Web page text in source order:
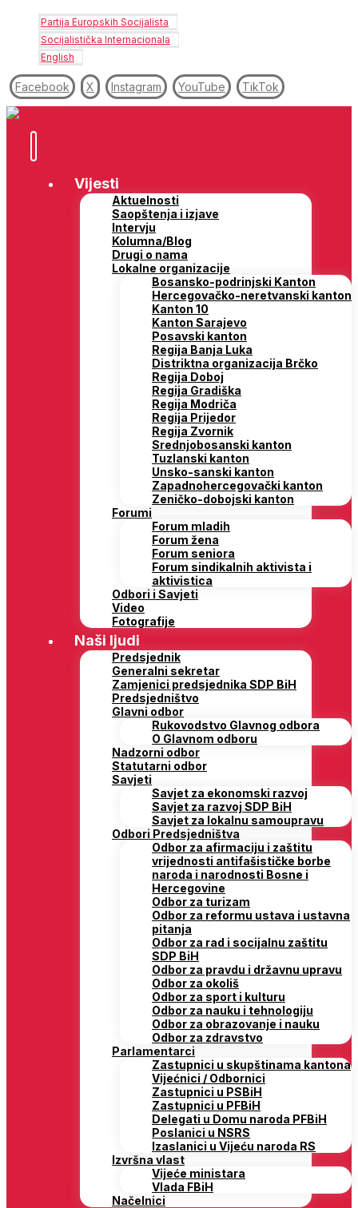
Partija Europskih Socijalista
Socijalistička Internacionala
English
Facebook X Instagram YouTube TikTok
Vijesti
Aktuelnosti
Saopštenja i izjave
Intervju
Kolumna/Blog
Drugi o nama
Lokalne organizacije
Bosansko-podrinjski Kanton
Hercegovačko-neretvanski kanton
Kanton 10
Kanton Sarajevo
Posavski kanton
Regija Banja Luka
Distriktna organizacija Brčko
Regija Doboj
Regija Gradiška
Regija Modriča
Regija Prijedor
Regija Zvornik
Srednjobosanski kanton
Tuzlanski kanton
Unsko-sanski kanton
Zapadnohercegovački kanton
Zeničko-dobojski kanton
Forumi
Forum mladih
Forum žena
Forum seniora
Forum sindikalnih aktivista i
aktivistica
Odbori i Savjeti
Video
Fotografije
Naši ljudi
Predsjednik
Generalni sekretar
Zamjenici predsjednika SDP BiH
Predsjedništvo
Glavni odbor
Rukovodstvo Glavnog odbora
O Glavnom odboru
Nadzorni odbor
Statutarni odbor
Savjeti
Savjet za ekonomski razvoj
Savjet za razvoj SDP BiH
Savjet za lokalnu samoupravu
Odbori Predsjedništva
Odbor za afirmaciju i zaštitu
vrijednosti antifašističke borbe
naroda i narodnosti Bosne i
Hercegovine
Odbor za turizam
Odbor za reformu ustava i ustavna
pitanja
Odbor za rad i socijalnu zaštitu
SDP BiH
Odbor za pravdu i državnu upravu
Odbor za okoliš
Odbor za sport i kulturu
Odbor za nauku i tehnologiju
Odbor za obrazovanje i nauku
Odbor za zdravstvo
Parlamentarci
Zastupnici u skupštinama kantona
Vijećnici / Odbornici
Zastupnici u PSBiH
Zastupnici u PFBiH
Delegati u Domu naroda PFBiH
Poslanici u NSRS
Izaslanici u Vijeću naroda RS
Izvršna vlast
Vijeće ministara
Vlada FBiH
Načelnici